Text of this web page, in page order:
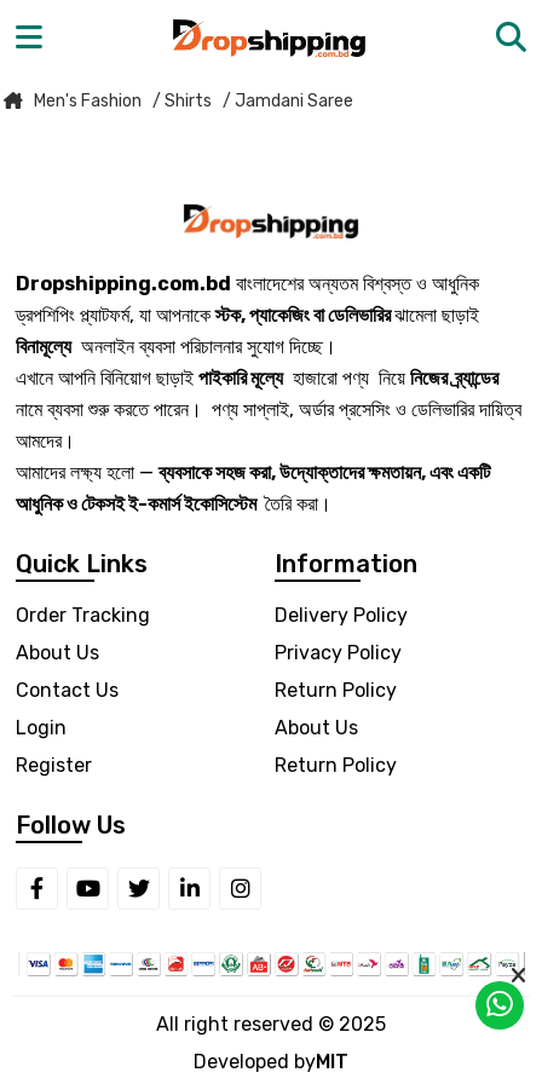
Men's Fashion / Shirts / Jamdani Saree
Dropshipping.com.bd বাংলাদেশের অন্যতম বিশ্বস্ত ও আধুনিক
ড্রপশিপিং প্ল্যাটফর্ম, যা আপনাকেস্টক, প্যাকেজিং বা ডেলিভারিরঝামেলা ছাড়াই
বিনামূল্যেঅনলাইন ব্যবসা পরিচালনার সুযোগ দিচ্ছে।
এখানে আপনি বিনিয়োগ ছাড়াই পাইকারি মূল্যেহাজারো পণ্য নিয়ে নিজের ব্র্যান্ডের
নামে ব্যবসা শুরু করতে পারেন। পণ্য সাপ্লাই, অর্ডার প্রসেসিং ও ডেলিভারির দায়িত্ব
আমদের।
আমাদের লক্ষ্য হলো —ব্যবসাকে সহজ করা, উদ্যোক্তাদের ক্ষমতায়ন, এবং একটি
আধুনিক ও টেকসই ই-কমার্স ইকোসিস্টেম তৈরি করা।
Quick Links
Order Tracking
About Us
Contact Us
Login
Register
Information
Delivery Policy
Privacy Policy
Return Policy
About Us
Return Policy
Follow Us
All right reserved © 2025
Developed byMIT